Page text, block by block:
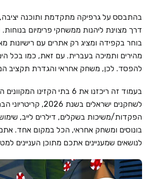
בהתבסס על גרפיקה מתקדמת ותוכנה יציבה,
בוחר בקפידה ומציג רק אתרים עם רישיונות
מהירים ותמיכה בעברית. עם זאת, כמו בכל
להפסד. לכן, משחק אחראי והגדרת תקציב הם
בעמוד זה ריכזנו את 6 בתי
לשחקנים ישראלים בשנת
הפקדות/משיכות בשקלים, דילרים לייב,
בונוסים ומשחק אחראי, הכל במקום אחד. אתם
לנושאים שמעניינים אתכם מתוכן העניינים